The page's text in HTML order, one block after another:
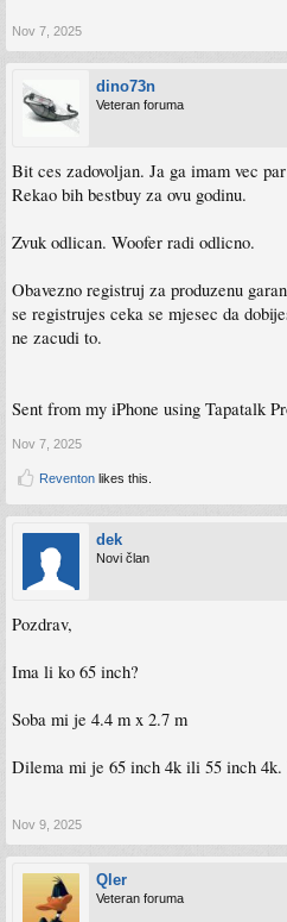
Nov 7, 2025
dino73n
Veteran foruma
Bit ces zadovoljan. Ja ga imam vec
Rekao bih bestbuy za ovu godinu.
Zvuk odlican. Woofer radi odlicno.
Obavezno registruj za produzenu
se registrujes ceka se mjesec da
ne zacudi to.
Sent from my iPhone using Tapatalk
Nov 7, 2025
Reventon likes this.
dek
Novi član
Pozdrav,
Ima li ko 65 inch?
Soba mi je 4.4 m x 2.7 m
Dilema mi je 65 inch 4k ili 55 inch
Nov 9, 2025
Qler
Veteran foruma